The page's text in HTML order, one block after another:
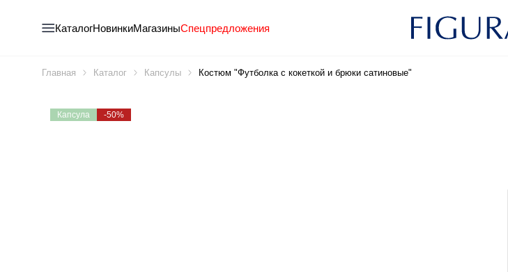
КаталогНовинкиМагазиныСпецпредложения
Главная Каталог Капсулы Костюм "Футболка с кокеткой и брюки сатиновые"
Капсула -50%